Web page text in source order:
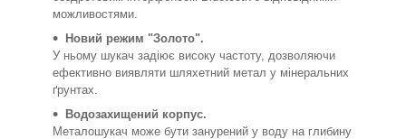
можливостями.
Новий режим "Золото".
У ньому шукач задіює високу частоту, дозволяючи
ефективно виявляти шляхетний метал у мінеральних
ґрунтах.
Водозахищений корпус.
Металошукач може бути занурений у воду на глибину